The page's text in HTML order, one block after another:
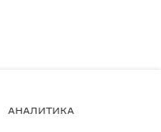
АНАЛИТИКА